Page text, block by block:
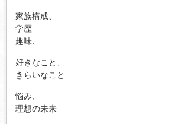
家族構成、
学歴
趣味、
好きなこと、
きらいなこと
悩み、
理想の未来